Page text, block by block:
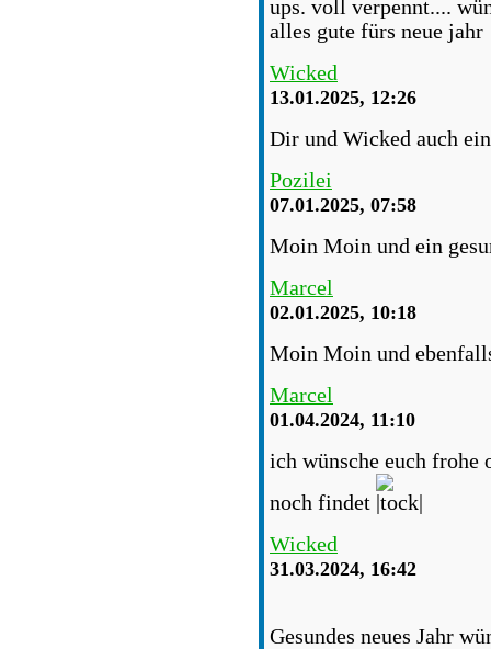
ups. voll verpennt....
alles gute fürs neue jahr
Wicked
13.01.2025, 12:26
Dir und Wicked auch ein
Pozilei
07.01.2025, 07:58
Moin Moin und ein
Marcel
02.01.2025, 10:18
Moin Moin und
Marcel
01.04.2024, 11:10
ich wünsche euch frohe
noch findet
Wicked
31.03.2024, 16:42
Gesundes neues Jahr